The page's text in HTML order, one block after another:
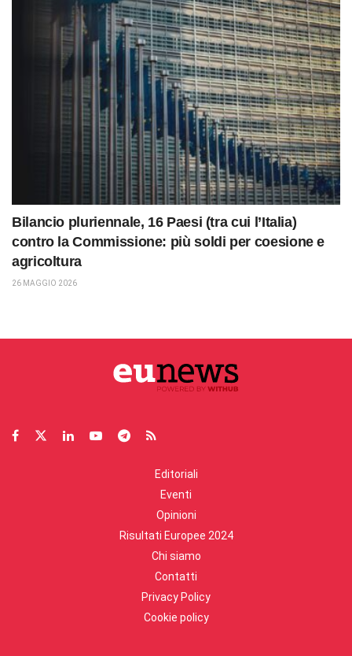
Bilancio pluriennale, 16 Paesi (tra cui l’Italia)
contro la Commissione: più soldi per coesione e
agricoltura
26 MAGGIO 2026
Editoriali
Eventi
Opinioni
Risultati Europee 2024
Chi siamo
Contatti
Privacy Policy
Cookie policy